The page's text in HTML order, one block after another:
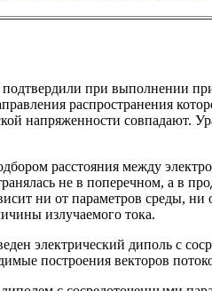
при выполнении
распространения
напряженности совпадают.
расстояния между
не в поперечном, а в
ни от параметров среды,
излучаемого тока.
электрический диполь с
построения векторов